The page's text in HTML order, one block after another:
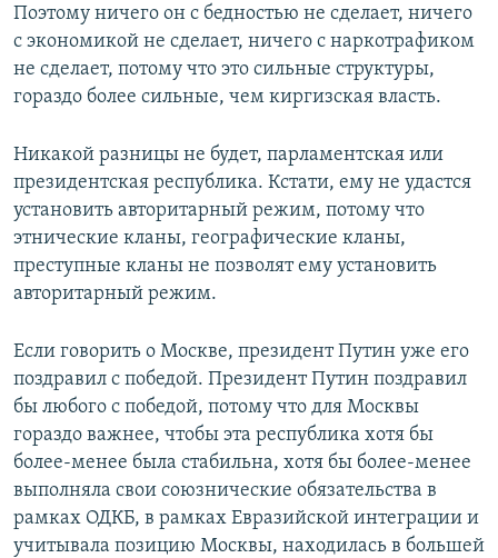
Поэтому ничего он с бедностью не сделает, ничего
с экономикой не сделает, ничего с наркотрафиком
не сделает, потому что это сильные структуры,
гораздо более сильные, чем киргизская власть.
Никакой разницы не будет, парламентская или
президентская республика. Кстати, ему не удастся
установить авторитарный режим, потому что
этнические кланы, географические кланы,
преступные кланы не позволят ему установить
авторитарный режим.
Если говорить о Москве, президент Путин уже его
поздравил с победой. Президент Путин поздравил
бы любого с победой, потому что для Москвы
гораздо важнее, чтобы эта республика хотя бы
более-менее была стабильна, хотя бы более-менее
выполняла свои союзнические обязательства в
рамках ОДКБ, в рамках Евразийской интеграции и
учитывала позицию Москвы, находилась в большей